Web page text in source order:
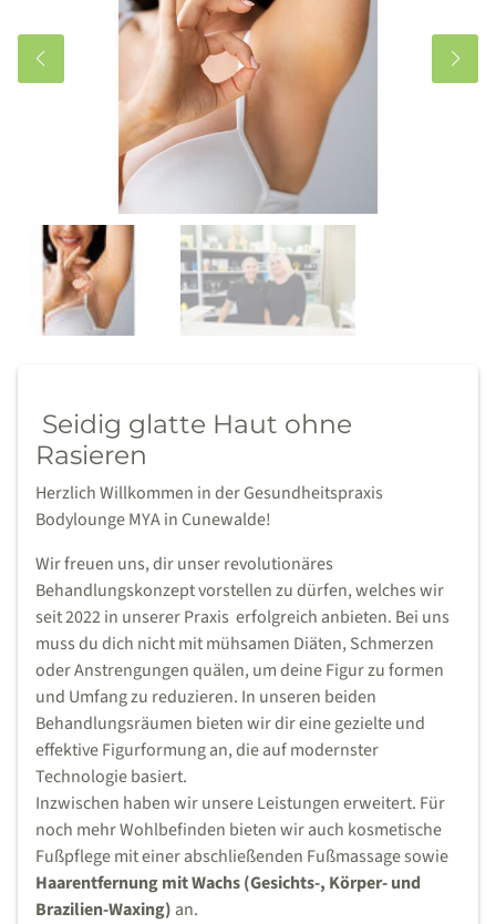
Seidig glatte Haut ohne
Rasieren
Herzlich Willkommen in der Gesundheitspraxis
Bodylounge MYA in Cunewalde!
Wir freuen uns, dir unser revolutionäres
Behandlungskonzept vorstellen zu dürfen, welches wir
seit 2022 in unserer Praxis erfolgreich anbieten. Bei uns
muss du dich nicht mit mühsamen Diäten, Schmerzen
oder Anstrengungen quälen, um deine Figur zu formen
und Umfang zu reduzieren. In unseren beiden
Behandlungsräumen bieten wir dir eine gezielte und
effektive Figurformung an, die auf modernster
Technologie basiert.
Inzwischen haben wir unsere Leistungen erweitert. Für
noch mehr Wohlbefinden bieten wir auch kosmetische
Fußpflege mit einer abschließenden Fußmassage sowie
Haarentfernung mit Wachs (Gesichts-, Körper- und
Brazilien-Waxing) an.